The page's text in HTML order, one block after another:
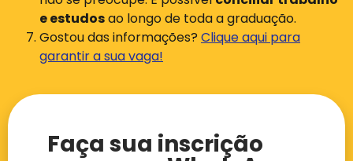
e estudosao longo de toda a graduação.
Gostou das informações? Clique aqui para
garantir a sua vaga!
Faça sua inscrição